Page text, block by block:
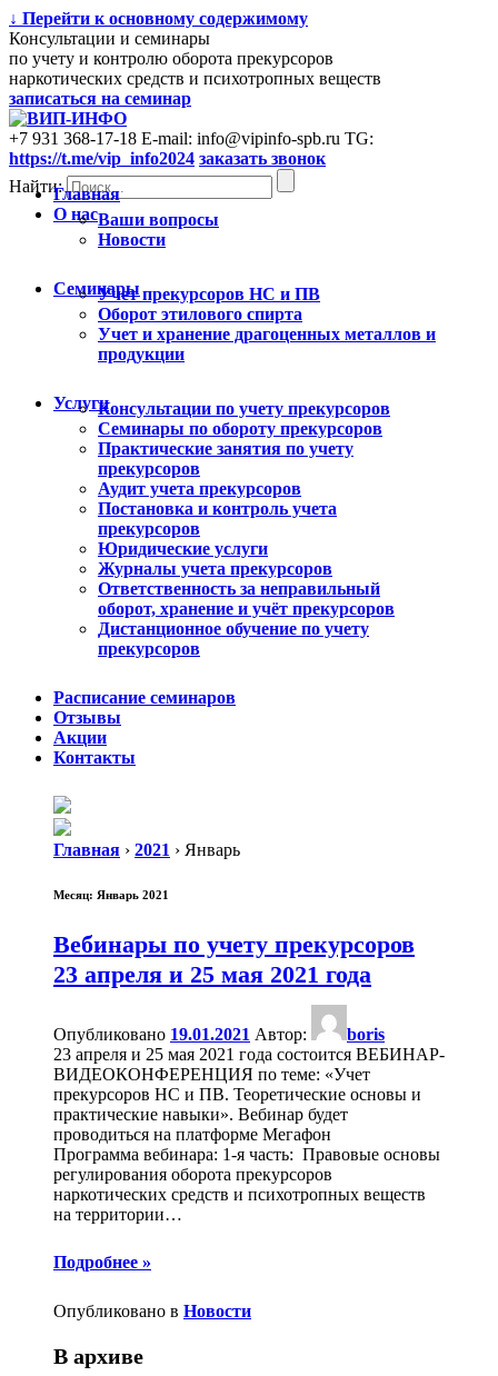
↓ Перейти к основному содержимому
Консультации и семинары
по учету и контролю оборота прекурсоров
наркотических средств и психотропных веществ
записаться на семинар
+7 931 368-17-18 E-mail: info@vipinfo-spb.ru TG:
https://t.me/vip_info2024 заказать звонок
Найти:Главная
О насВаши вопросы
Новости
СеминарыУчет прекурсоров НС и ПВ
Оборот этилового спирта
Учет и хранение драгоценных металлов и
продукции
УслугиКонсультации по учету прекурсоров
Cеминары по обороту прекурсоров
Практические занятия по учету
прекурсоров
Аудит учета прекурсоров
Постановка и контроль учета
прекурсоров
Юридические услуги
Журналы учета прекурсоров
Ответственность за неправильный
оборот, хранение и учёт прекурсоров
Дистанционное обучение по учету
прекурсоров
Расписание семинаров
Отзывы
Акции
Контакты
Главная › 2021 › Январь
Месяц: Январь 2021
Вебинары по учету прекурсоров
23 апреля и 25 мая 2021 года
Опубликовано 19.01.2021 Автор:
boris
23 апреля и 25 мая 2021 года состоится ВЕБИНАР-
ВИДЕОКОНФЕРЕНЦИЯ по теме: «Учет
прекурсоров НС и ПВ. Теоретические основы и
практические навыки». Вебинар будет
проводиться на платформе Мегафон
Программа вебинара: 1-я часть: Правовые основы
регулирования оборота прекурсоров
наркотических средств и психотропных веществ
на территории…
Подробнее »
Опубликовано в Новости
В архиве